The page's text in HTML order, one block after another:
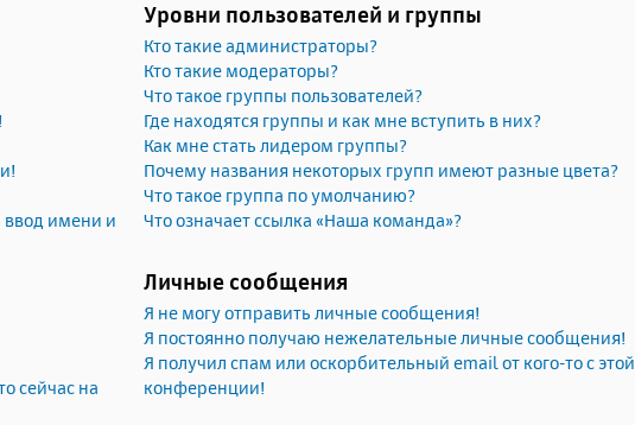
ввод имени и
сейчас на
Уровни пользователей и группы
Кто такие администраторы?
Кто такие модераторы?
Что такое группы пользователей?
Где находятся группы и как мне вступить в них?
Как мне стать лидером группы?
Почему названия некоторых групп имеют разные цвета?
Что такое группа по умолчанию?
Что означает ссылка «Наша команда»?
Личные сообщения
Я не могу отправить личные сообщения!
Я постоянно получаю нежелательные личные сообщения!
Я получил спам или оскорбительный email от кого-то с этой
конференции!